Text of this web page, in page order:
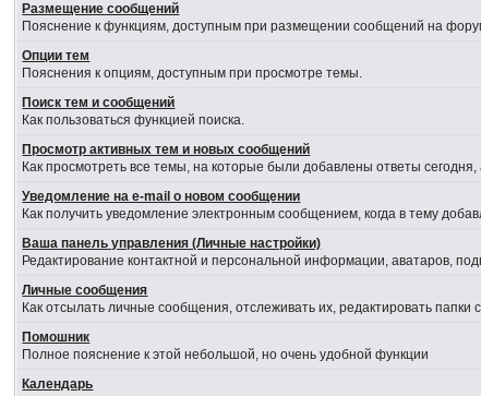
Размещение сообщений
Пояснение к функциям, доступным при размещении сообщений на
Опции тем
Пояснения к опциям, доступным при просмотре темы.
Поиск тем и сообщений
Как пользоваться функцией поиска.
Просмотр активных тем и новых сообщений
Как просмотреть все темы, на которые были добавлены ответы
Уведомление на е-mail о новом сообщении
Как получить уведомление электронным сообщением, когда в тему
Ваша панель управления (Личные настройки)
Редактирование контактной и персональной информации, аватаров,
Личные сообщения
Как отсылать личные сообщения, отслеживать их, редактировать
Помошник
Полное пояснение к этой небольшой, но очень удобной функции
Календарь